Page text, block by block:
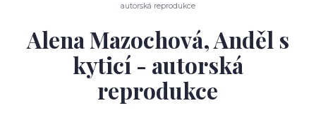
autorská reprodukce
Alena Mazochová, Anděl s
kyticí - autorská
reprodukce